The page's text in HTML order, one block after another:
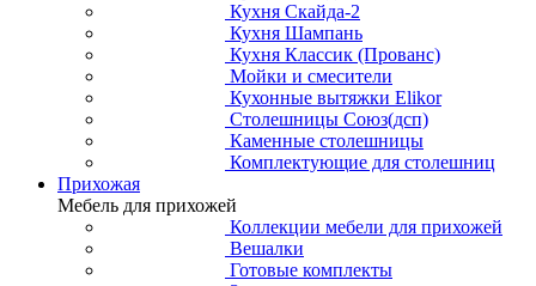
Кухня Скайда-2
Кухня Шампань
Кухня Классик (Прованс)
Мойки и смесители
Кухонные вытяжки Elikor
Столешницы Союз(дсп)
Каменные столешницы
Комплектующие для столешниц
Прихожая
Мебель для прихожей
Коллекции мебели для прихожей
Вешалки
Готовые комплекты